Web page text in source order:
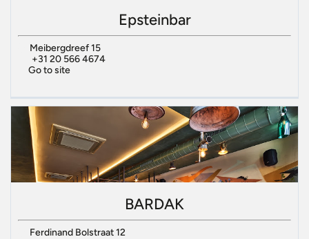
Epsteinbar
Meibergdreef 15
+31 20 566 4674
Go to site
BARDAK
Ferdinand Bolstraat 12